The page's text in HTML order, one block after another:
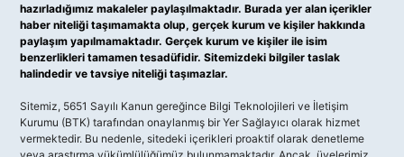
hazırladığımız makaleler paylaşılmaktadır. Burada yer alan içerikler
haber niteliği taşımamakta olup, gerçek kurum ve kişiler hakkında
paylaşım yapılmamaktadır. Gerçek kurum ve kişiler ile isim
benzerlikleri tamamen tesadüfidir. Sitemizdeki bilgiler taslak
halindedir ve tavsiye niteliği taşımazlar.
Sitemiz, 5651 Sayılı Kanun gereğince Bilgi Teknolojileri ve İletişim
Kurumu (BTK) tarafından onaylanmış bir Yer Sağlayıcı olarak hizmet
vermektedir. Bu nedenle, sitedeki içerikleri proaktif olarak denetleme